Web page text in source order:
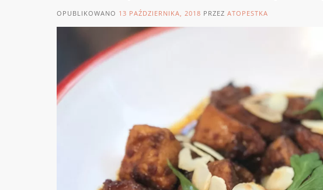
OPUBLIKOWANO 13 PAŹDZIERNIKA, 2018 PRZEZ ATOPESTKA